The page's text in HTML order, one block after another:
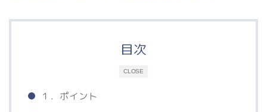
CLOSE
目次
１．ポイント